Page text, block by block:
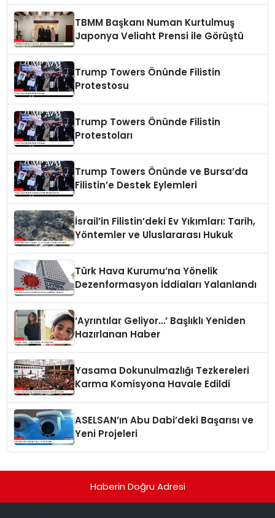
TBMM Başkanı Numan Kurtulmuş
Japonya Veliaht Prensi ile Görüştü
Trump Towers Önünde Filistin
Protestosu
Trump Towers Önünde Filistin
Protestoları
Trump Towers Önünde ve Bursa’da
Filistin’e Destek Eylemleri
İsrail’in Filistin’deki Ev Yıkımları: Tarih,
Yöntemler ve Uluslararası Hukuk
Türk Hava Kurumu’na Yönelik
Dezenformasyon İddiaları Yalanlandı
‘Ayrıntılar Geliyor…’ Başlıklı Yeniden
Hazırlanan Haber
Yasama Dokunulmazlığı Tezkereleri
Karma Komisyona Havale Edildi
ASELSAN’ın Abu Dabi’deki Başarısı ve
Yeni Projeleri
Haberin Doğru Adresi